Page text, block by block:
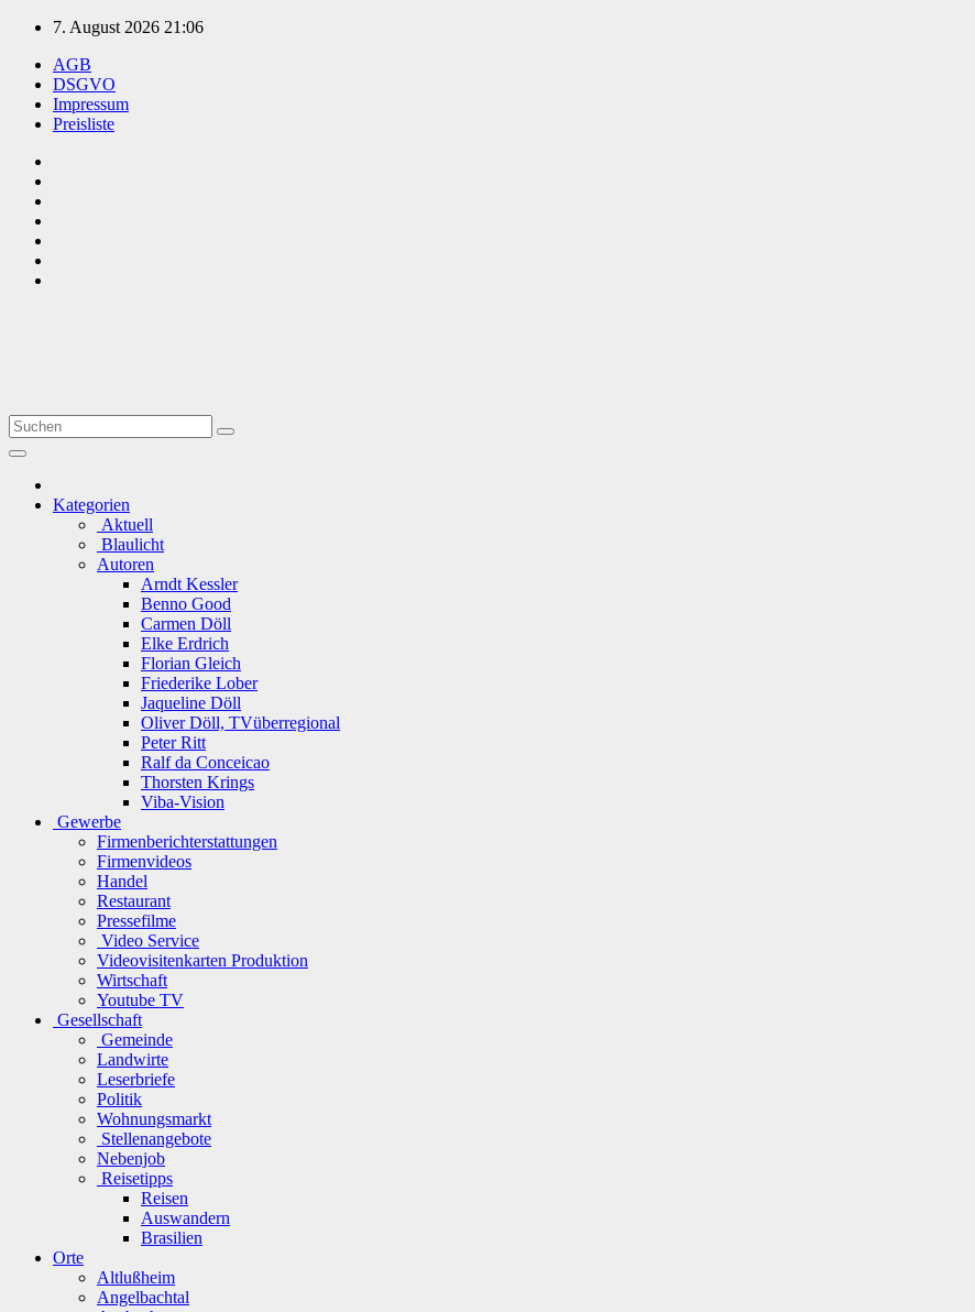
Zum
springen
7. August 2026 21:06
AGB
DSGVO
Impressum
Preisliste
Kategorien
Aktuell
Blaulicht
Autoren
Arndt Kessler
Benno Good
Carmen Döll
Elke Erdrich
Florian Gleich
Friederike Lober
Jaqueline Döll
Oliver Döll, TVüberregional
Peter Ritt
Ralf da Conceicao
Thorsten Krings
Viba-Vision
Gewerbe
Firmenberichterstattungen
Firmenvideos
Handel
Restaurant
Pressefilme
Video Service
Videovisitenkarten Produktion
Wirtschaft
Youtube TV
Gesellschaft
Gemeinde
Landwirte
Leserbriefe
Politik
Wohnungsmarkt
Stellenangebote
Nebenjob
Reisetipps
Reisen
Auswandern
Brasilien
Orte
Altlußheim
Angelbachtal